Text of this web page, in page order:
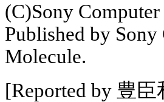
(C)Sony
Published by
Molecule.
[Reported by 豊臣